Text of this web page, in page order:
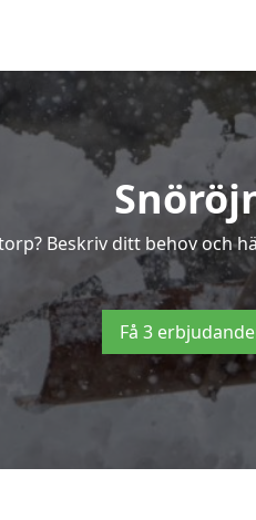
Beskriv ditt behov och
Få 3